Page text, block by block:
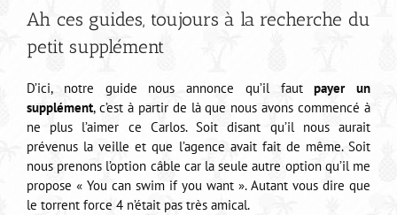
Ah ces guides, toujours à la recherche du
petit supplément
D’ici, notre guide nous annonce qu’il fautpayer un
supplément, c’est à partir de là que nous avons commencé à
ne plus l’aimer ce Carlos. Soit disant qu’il nous aurait
prévenus la veille et que l’agence avait fait de même. Soit
nous prenons l’option câble car la seule autre option qu’il me
propose « You can swim if you want ». Autant vous dire que
le torrent force 4 n’était pas très amical.